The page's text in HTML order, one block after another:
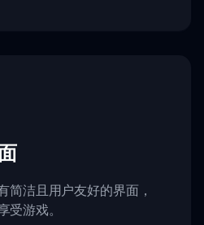
洁且用户友好的界面，
受游戏。